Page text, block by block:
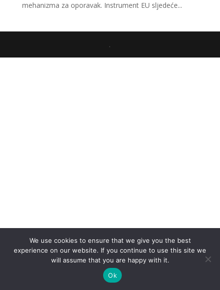
mehanizma za oporavak. Instrument EU sljedeće...
.
We use cookies to ensure that we give you the best
experience on our website. If you continue to use this site we
will assume that you are happy with it.
Ok